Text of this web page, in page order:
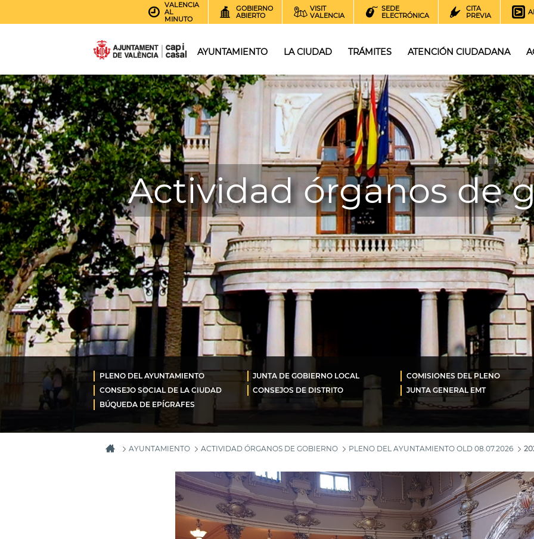
VALENCIA
AL
MINUTO
GOBIERNO
ABIERTO
VISIT
VALENCIA
SEDE
ELECTRÓNICA
CITA
PREVIA
AYUNTAMIENTO LA CIUDAD TRÁMITES ATENCIÓN CIUDADANA
Actividad órganos de
PLENO DEL AYUNTAMIENTO JUNTA DE GOBIERNO LOCAL
COMISIONES DEL PLENO
CONSEJO SOCIAL DE LA CIUDAD
CONSEJOS DE DISTRITO
JUNTA GENERAL EMT
BÚQUEDA DE EPÍGRAFES
AYUNTAMIENTO ACTIVIDAD ÓRGANOS DE GOBIERNO PLENO DEL AYUNTAMIENTO OLD 08.07.2026